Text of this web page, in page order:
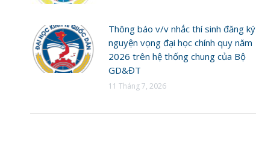
Thông báo v/v nhắc thí sinh đăng ký
nguyện vọng đại học chính quy năm
2026 trên hệ thống chung của Bộ
GD&ĐT
11 Tháng 7, 2026